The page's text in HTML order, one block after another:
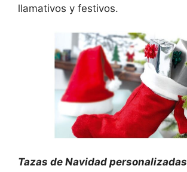
llamativos y festivos.
Tazas de Navidad personalizadas